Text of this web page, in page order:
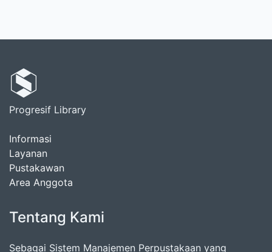
Progresif Library
Informasi
Layanan
Pustakawan
Area Anggota
Tentang Kami
Sebagai Sistem Manajemen Perpustakaan yang